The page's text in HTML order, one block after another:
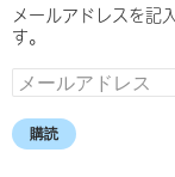
メールアドレスを記
す。
メ
ー
ル
ア 購読